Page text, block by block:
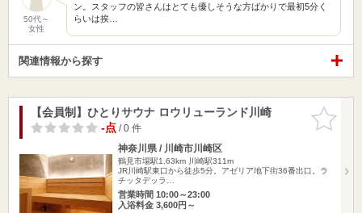
50代～
女性
ン。スタッフの皆さんはとても優しそうな方ばかりで最初5分く
らいは挨…
関連情報から探す
お気に入
りに追加
【会員制】ひとりサウナ ロウリューランド川崎
-点/ 0 件
神奈川県 / 川崎市川崎区
鶴見市場駅1.63km
川崎駅311m
JR川崎駅東口から徒歩5分。アゼリア地下街36番出口。ラ
チッタデッラ…
営業時間 10:00～23:00
入浴料金 3,600円～